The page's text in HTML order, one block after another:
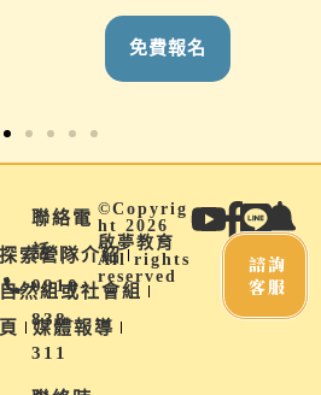
免費報名
索營隊介紹
然組或社會組
媒體報導
聯絡電
話 |
0910-
838-
311
©Copyrig
ht 2026
啟夢教育
All rights
reserved
諮詢
客服